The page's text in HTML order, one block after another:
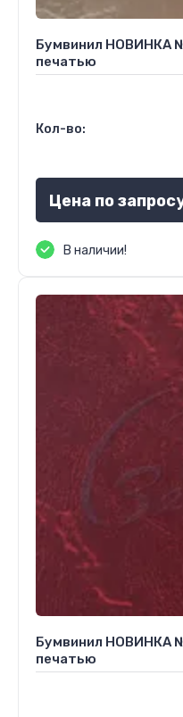
Бумвинил НОВИНКА
печатью
Кол-во:
Цена по
В наличии!
Бумвинил НОВИНКА
печатью